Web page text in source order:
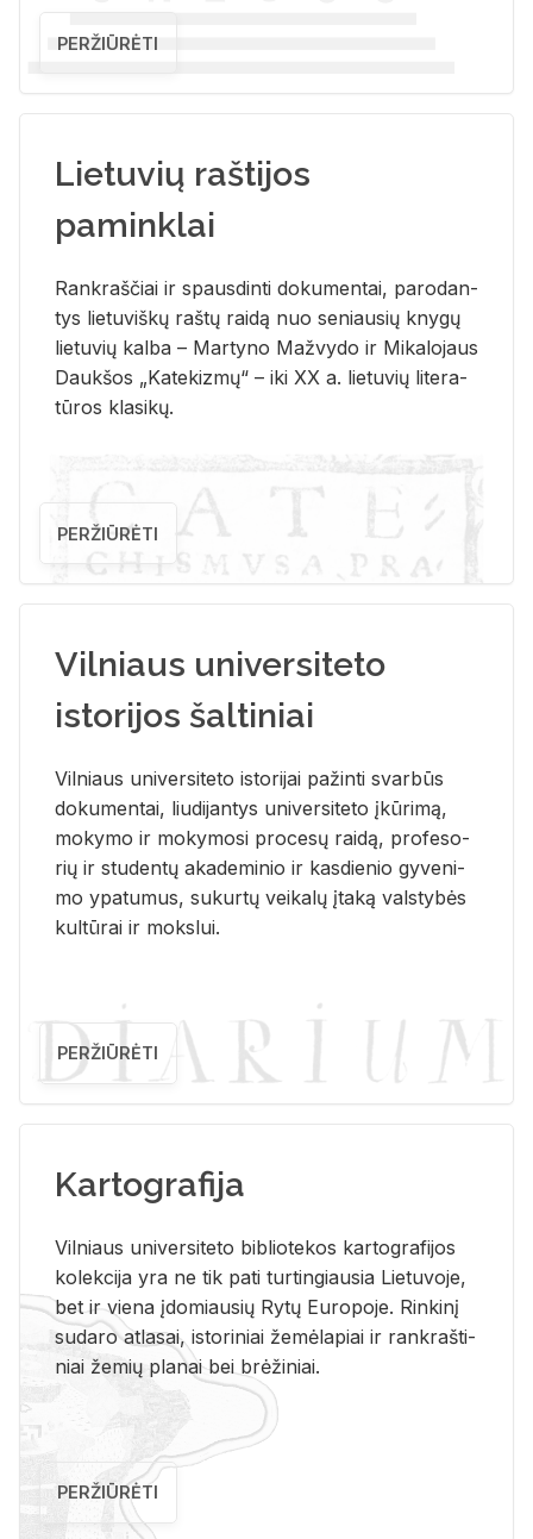
PERŽIŪRĖTI
Lietuvių raštijos
paminklai
Rank­raš­čiai ir spaus­din­ti do­ku­men­tai, pa­ro­dan­
tys lie­tu­viš­kų raš­tų rai­dą nuo se­niau­sių kny­gų
lie­tu­vių kal­ba – Mar­ty­no Ma­žvy­do ir Mi­ka­lo­jaus
Dauk­šos „Ka­te­kiz­mų“ – iki XX a. lie­tu­vių li­te­ra­
tū­ros kla­si­kų.
PERŽIŪRĖTI
Vilniaus universiteto
istorijos šaltiniai
Vil­niaus uni­ver­si­te­to is­to­ri­jai pa­žin­ti svar­būs
do­ku­men­tai, liu­di­jan­tys uni­ver­si­te­to įkū­ri­mą,
mo­ky­mo ir mo­ky­mo­si pro­ce­sų rai­dą, pro­fe­so­
rių ir stu­den­tų aka­de­mi­nio ir kas­die­nio gy­ve­ni­
mo ypa­tu­mus, su­kur­tų vei­ka­lų įta­ką vals­ty­bės
kul­tū­rai ir moks­lui.
PERŽIŪRĖTI
Kartografija
Vil­niaus uni­ver­si­te­to bi­b­lio­te­kos kar­to­gra­fi­jos
ko­lek­ci­ja yra ne tik pati tur­tin­giau­sia Lie­tu­vo­je,
bet ir vie­na įdo­miau­sių Rytų Eu­ro­po­je. Rin­ki­nį
su­da­ro at­la­sai, is­to­ri­niai že­mė­la­piai ir rank­raš­ti­
niai že­mių pla­nai bei brė­ži­niai.
PERŽIŪRĖTI